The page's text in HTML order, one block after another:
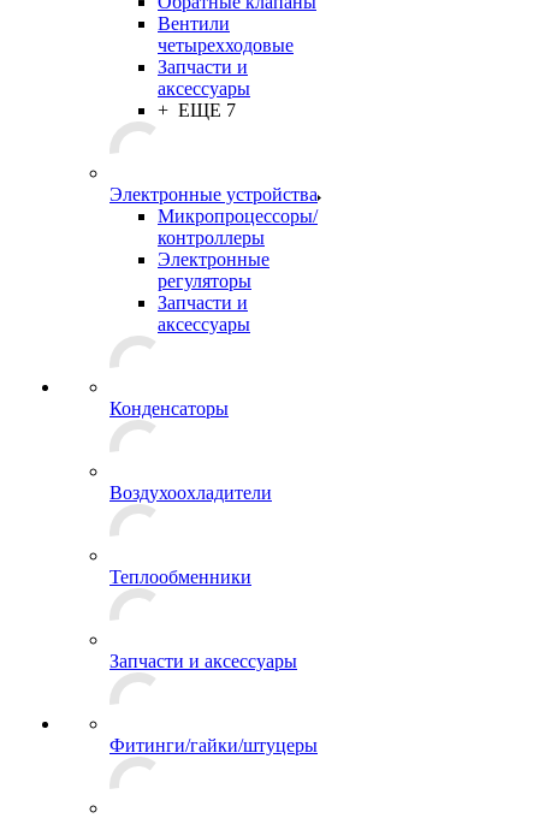
Вентили
четырехходовые
Запчасти и
аксессуары
+ ЕЩЕ 7
Электронные устройства
Микропроцессоры/
контроллеры
Электронные
регуляторы
Запчасти и
аксессуары
Конденсаторы
Воздухоохладители
Теплообменники
Запчасти и аксессуары
Фитинги/гайки/штуцеры